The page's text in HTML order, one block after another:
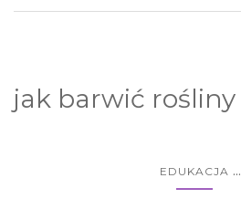
jak barwić rośliny
EDUKACJA ...